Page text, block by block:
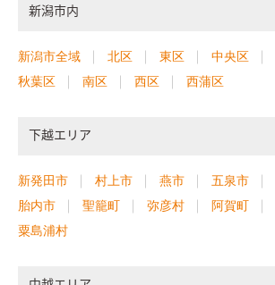
新潟市内
新潟市全域 北区 東区 中央区
秋葉区
南区 西区 西蒲区
下越エリア
新発田市 村上市 燕市 五泉市
胎内市
聖籠町 弥彦村 阿賀町
粟島浦村